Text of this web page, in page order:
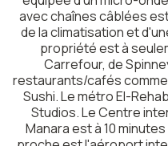
avec chaînes câblées
de la climatisation et
propriété est à
Carrefour, de
restaurants/cafés comme
Sushi. Le métro El-
Studios. Le Centre
Manara est à 10